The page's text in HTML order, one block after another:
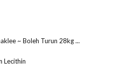
~ Boleh Turun 28kg ...
Lecithin